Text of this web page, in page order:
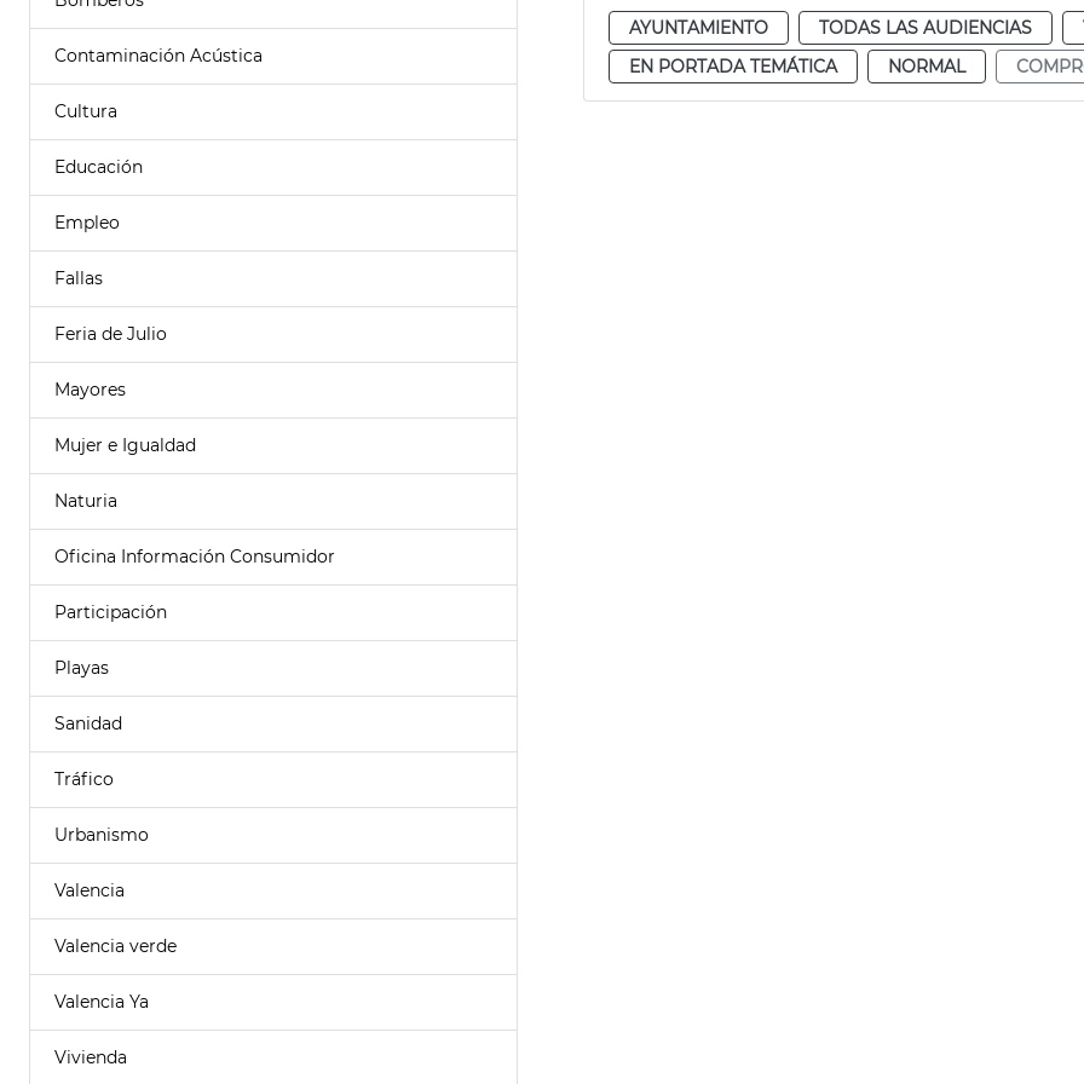
Contaminación Acústica
Cultura
Educación
Empleo
Fallas
Feria de Julio
Mayores
Mujer e Igualdad
Naturia
Oficina Información Consumidor
Participación
Playas
Sanidad
Tráfico
Urbanismo
Valencia
Valencia verde
Valencia Ya
Vivienda
AYUNTAMIENTO TODAS LAS AUDIENCIAS
EN PORTADA TEMÁTICA
NORMAL